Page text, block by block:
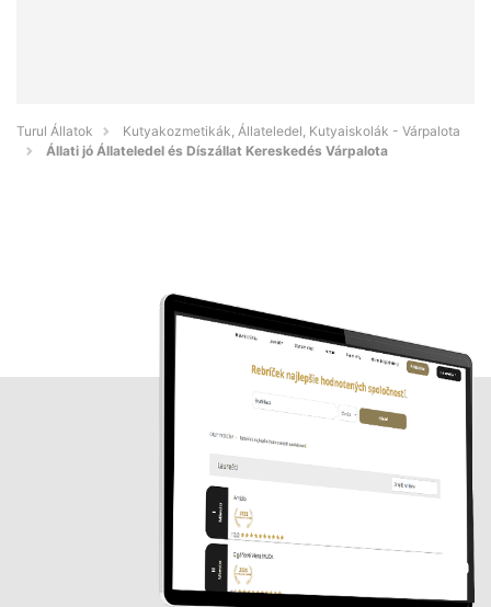
Turul Állatok
Kutyakozmetikák, Állateledel, Kutyaiskolák - Várpalota
Állati jó Állateledel és Díszállat Kereskedés Várpalota